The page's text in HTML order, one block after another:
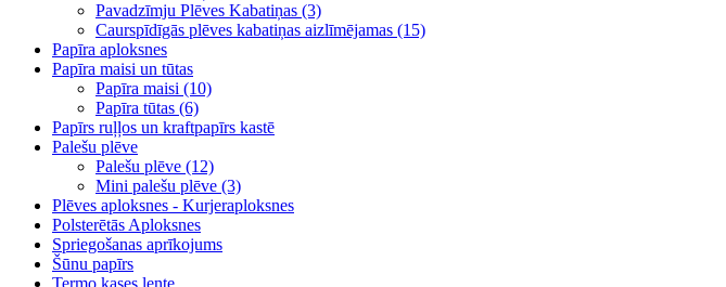
Pavadzīmju Plēves Kabatiņas (3)
Caurspīdīgās plēves kabatiņas aizlīmējamas (15)
Papīra aploksnes
Papīra maisi un tūtas
Papīra maisi (10)
Papīra tūtas (6)
Papīrs ruļļos un kraftpapīrs kastē
Palešu plēve
Palešu plēve (12)
Mini palešu plēve (3)
Plēves aploksnes - Kurjeraploksnes
Polsterētās Aploksnes
Spriegošanas aprīkojums
Šūnu papīrs